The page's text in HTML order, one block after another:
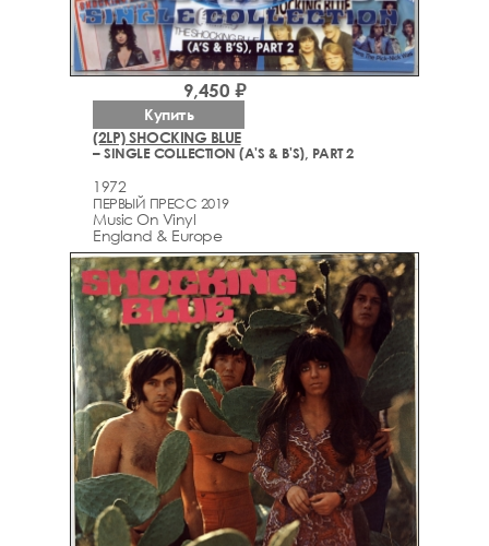
(2LP) SHOCKING BLUE
– SINGLE COLLECTION (A'S & B'S), PART 2
1972
ПЕРВЫЙ ПРЕСС 2019
Music On Vinyl
England & Europe
9,450 ₽
Купить